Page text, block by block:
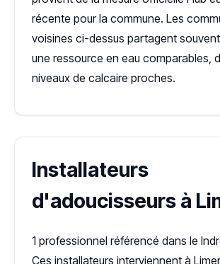
récente pour la commune. Les
voisines ci-dessus partagent
une ressource en eau comparables,
niveaux de calcaire proches.
Installateurs
d'adoucisseurs à
1 professionnel référencé dans le
Ces installateurs interviennent à